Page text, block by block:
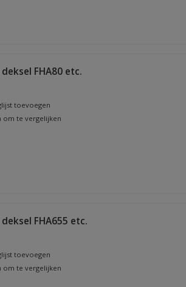
FHA80 etc.
toevoegen
om te vergelijken
FHA655 etc.
toevoegen
om te vergelijken